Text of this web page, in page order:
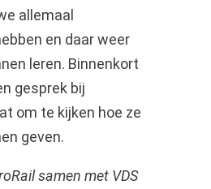
allemaal
en daar weer
leren. Binnenkort
gesprek bij
om te kijken hoe ze
geven.
samen met VDS